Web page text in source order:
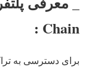
Chain :
برای دسترسی به